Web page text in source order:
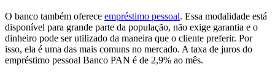
O banco também oferece empréstimo pessoal. Essa modalidade está
disponível para grande parte da população, não exige garantia e o
dinheiro pode ser utilizado da maneira que o cliente preferir. Por
isso, ela é uma das mais comuns no mercado. A taxa de juros do
empréstimo pessoal Banco PAN é de 2,9% ao mês.